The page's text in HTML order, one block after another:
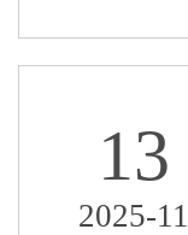
13
2025-11